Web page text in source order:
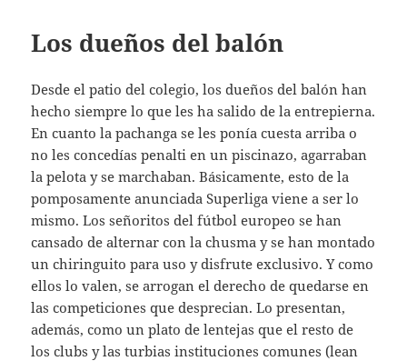
Los dueños del balón
Desde el patio del colegio, los dueños del balón han
hecho siempre lo que les ha salido de la entrepierna.
En cuanto la pachanga se les ponía cuesta arriba o
no les concedías penalti en un piscinazo, agarraban
la pelota y se marchaban. Básicamente, esto de la
pomposamente anunciada Superliga viene a ser lo
mismo. Los señoritos del fútbol europeo se han
cansado de alternar con la chusma y se han montado
un chiringuito para uso y disfrute exclusivo. Y como
ellos lo valen, se arrogan el derecho de quedarse en
las competiciones que desprecian. Lo presentan,
además, como un plato de lentejas que el resto de
los clubs y las turbias instituciones comunes (lean